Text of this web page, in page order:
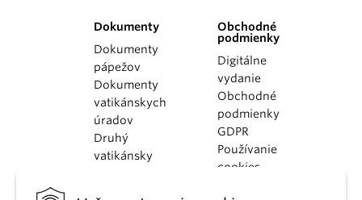
Dokumenty
Dokumenty
pápežov
Dokumenty
vatikánskych
úradov
Druhý
vatikánsky
Obchodné
podmienky
Digitálne
vydanie
Obchodné
podmienky
GDPR
Používanie
cookies